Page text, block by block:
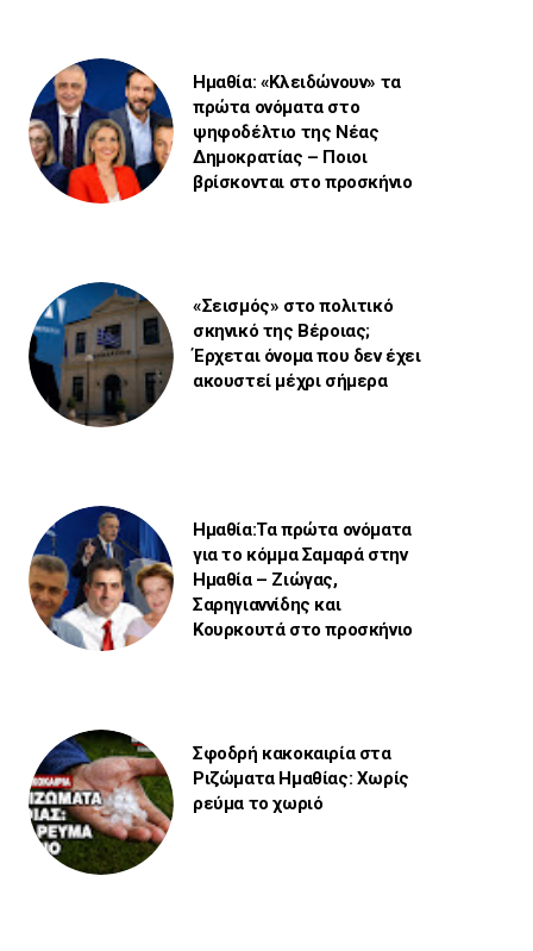
Ημαθία: «Κλειδώνουν» τα
πρώτα ονόματα στο
ψηφοδέλτιο της Νέας
Δημοκρατίας – Ποιοι
βρίσκονται στο προσκήνιο
«Σεισμός» στο πολιτικό
σκηνικό της Βέροιας;
Έρχεται όνομα που δεν έχει
ακουστεί μέχρι σήμερα
Ημαθία:Τα πρώτα ονόματα
για το κόμμα Σαμαρά στην
Ημαθία – Ζιώγας,
Σαρηγιαννίδης και
Κουρκουτά στο προσκήνιο
Σφοδρή κακοκαιρία στα
Ριζώματα Ημαθίας: Χωρίς
ρεύμα το χωριό